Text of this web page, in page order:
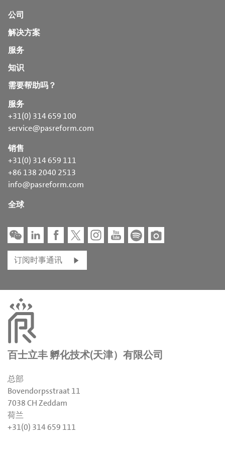
公司
解决方案
服务
知识
需要帮助吗？
服务
+31(0) 314 659 100
service@pasreform.com
销售
+31(0) 314 659 111
+86 138 2040 2513
info@pasreform.com
全球
订阅时事通讯
百士立丰 孵化技术(天津）有限公司
总部
Bovendorpsstraat 11
7038 CH Zeddam
荷兰
+31(0) 314 659 111